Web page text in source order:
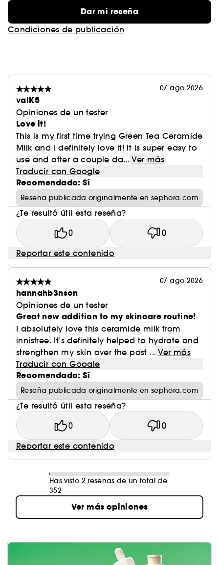
y no comedogénica.
** Estudio clínico con la participación de
Dar mi reseña
Condiciones de publicación
07 ago 2026
valK5
Opiniones de un tester
Love it!
This is my first time trying Green Tea Ceramide
Milk and I definitely love it! It is super easy to
use and after a couple da... Ver más
Traducir con Google
Recomendado: Sí
Reseña publicada originalmente en sephora.com
¿Te resultó útil esta reseña?
0 0
Reportar este contenido
07 ago 2026
hannahb3nson
Opiniones de un tester
Great new addition to my skincare routine!
I absolutely love this ceramide milk from
innisfree. It’s definitely helped to hydrate and
strengthen my skin over the past ... Ver más
Traducir con Google
Recomendado: Sí
Reseña publicada originalmente en sephora.com
¿Te resultó útil esta reseña?
0 0
Reportar este contenido
Has visto 2 reseñas de un total de
352
Ver más opiniones